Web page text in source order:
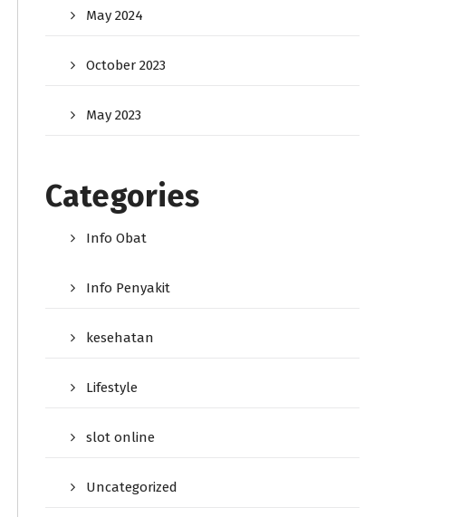
May 2024
October 2023
May 2023
Categories
Info Obat
Info Penyakit
kesehatan
Lifestyle
slot online
Uncategorized